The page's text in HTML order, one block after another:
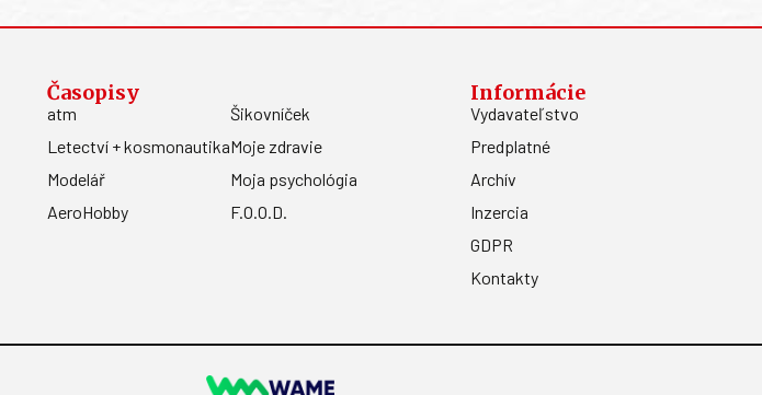
Časopisy
atm
Letectví + kosmonautika
Modelář
AeroHobby
Šikovníček
Moje zdravie
Moja psychológia
F.O.O.D.
Informácie
Vydavateľstvo
Predplatné
Archív
Inzercia
GDPR
Kontakty